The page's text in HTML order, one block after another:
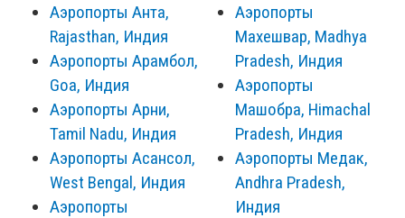
Аэропорты Анта,
Rajasthan, Индия
Аэропорты Арамбол,
Goa, Индия
Аэропорты Арни,
Tamil Nadu, Индия
Аэропорты Асансол,
West Bengal, Индия
Аэропорты
Аэропорты
Махешвар, Madhya
Pradesh, Индия
Аэропорты
Машобра, Himachal
Pradesh, Индия
Аэропорты Медак,
Andhra Pradesh,
Индия